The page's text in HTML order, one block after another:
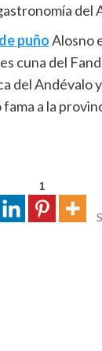
del
puñoAlosno
cuna del
del Andévalo
fama a la
1